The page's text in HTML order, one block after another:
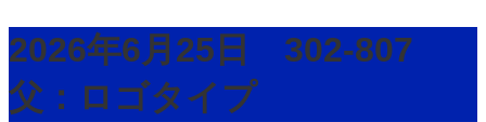
2026年6月25日 302-807
父：ロゴタイプ